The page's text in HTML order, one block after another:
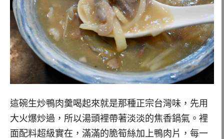
這碗生炒鴨肉羹喝起來就是那種正宗台灣味，先用
大火爆炒過，所以湯頭裡帶著淡淡的焦香鍋氣。裡
面配料超級實在，滿滿的脆筍絲加上鴨肉片，每一